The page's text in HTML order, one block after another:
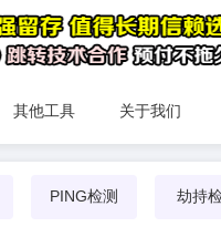
其他工具 关于我们
PING检测 劫持